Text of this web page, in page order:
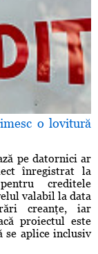
o lovitură
pe datornici ar
înregistrat la
creditele
valabil la data
creanţe, iar
proiectul este
aplice inclusiv